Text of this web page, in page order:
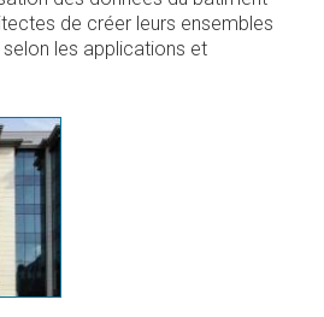
de créer leurs ensembles
les applications et